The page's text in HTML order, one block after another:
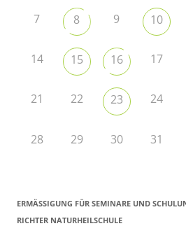
7 8 9 10
14 15 16 17
21 22 23 24
28 29 30 31
ERMÄSSIGUNG FÜR SEMINARE UND
ICHTER NATURHEILSCHULE